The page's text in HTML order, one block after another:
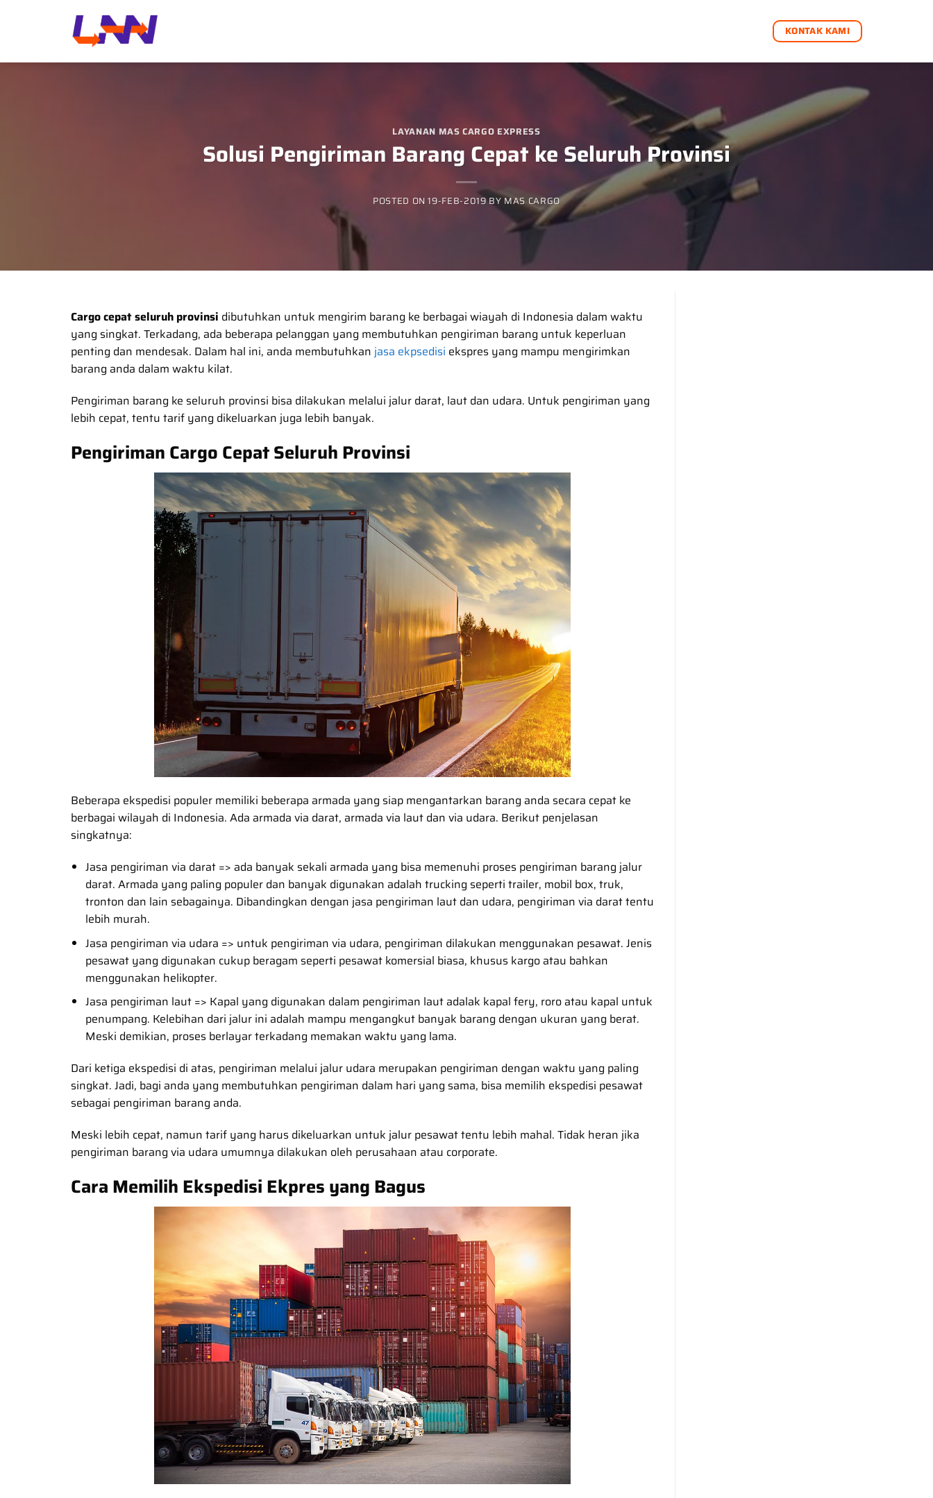
KONTAK KAMI
LAYANAN MAS CARGO EXPRESS
Solusi Pengiriman Barang Cepat ke Seluruh Provinsi
POSTED ON19-FEB-2019BYMAS CARGO
Cargo cepat seluruh provinsi dibutuhkan untuk mengirim barang ke berbagai wiayah di Indonesia dalam waktu
yang singkat. Terkadang, ada beberapa pelanggan yang membutuhkan pengiriman barang untuk keperluan
penting dan mendesak. Dalam hal ini, anda membutuhkan jasa ekpsedisi ekspres yang mampu mengirimkan
barang anda dalam waktu kilat.
Pengiriman barang ke seluruh provinsi bisa dilakukan melalui jalur darat, laut dan udara. Untuk pengiriman yang
lebih cepat, tentu tarif yang dikeluarkan juga lebih banyak.
Pengiriman Cargo Cepat Seluruh Provinsi
Beberapa ekspedisi populer memiliki beberapa armada yang siap mengantarkan barang anda secara cepat ke
berbagai wilayah di Indonesia. Ada armada via darat, armada via laut dan via udara. Berikut penjelasan
singkatnya:
Jasa pengiriman via darat => ada banyak sekali armada yang bisa memenuhi proses pengiriman barang jalur
darat. Armada yang paling populer dan banyak digunakan adalah trucking seperti trailer, mobil box, truk,
tronton dan lain sebagainya. Dibandingkan dengan jasa pengiriman laut dan udara, pengiriman via darat tentu
lebih murah.
Jasa pengiriman via udara => untuk pengiriman via udara, pengiriman dilakukan menggunakan pesawat. Jenis
pesawat yang digunakan cukup beragam seperti pesawat komersial biasa, khusus kargo atau bahkan
menggunakan helikopter.
Jasa pengiriman laut => Kapal yang digunakan dalam pengiriman laut adalak kapal fery, roro atau kapal untuk
penumpang. Kelebihan dari jalur ini adalah mampu mengangkut banyak barang dengan ukuran yang berat.
Meski demikian, proses berlayar terkadang memakan waktu yang lama.
Dari ketiga ekspedisi di atas, pengiriman melalui jalur udara merupakan pengiriman dengan waktu yang paling
singkat. Jadi, bagi anda yang membutuhkan pengiriman dalam hari yang sama, bisa memilih ekspedisi pesawat
sebagai pengiriman barang anda.
Meski lebih cepat, namun tarif yang harus dikeluarkan untuk jalur pesawat tentu lebih mahal. Tidak heran jika
pengiriman barang via udara umumnya dilakukan oleh perusahaan atau corporate.
Cara Memilih Ekspedisi Ekpres yang Bagus